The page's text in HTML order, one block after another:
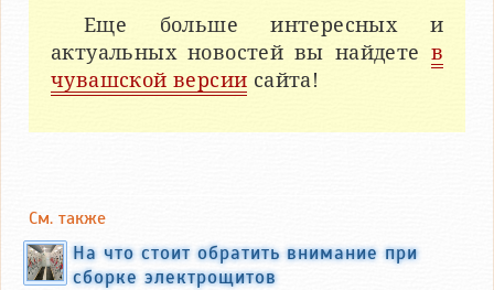
Еще больше интересных и
актуальных новостей вы найдете в
чувашской версии сайта!
См. также
На что стоит обратить внимание при
сборке электрощитов